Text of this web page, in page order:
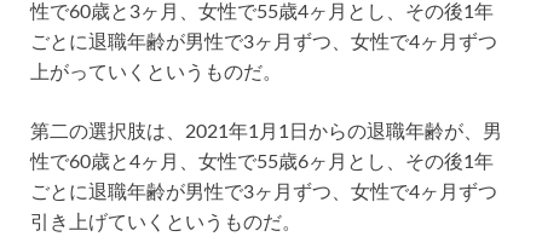
性で60歳と3ヶ月、女性で55歳4ヶ月とし、その後1年
ごとに退職年齢が男性で3ヶ月ずつ、女性で4ヶ月ずつ
上がっていくというものだ。
第二の選択肢は、2021年1月1日からの退職年齢が、男
性で60歳と4ヶ月、女性で55歳6ヶ月とし、その後1年
ごとに退職年齢が男性で3ヶ月ずつ、女性で4ヶ月ずつ
引き上げていくというものだ。